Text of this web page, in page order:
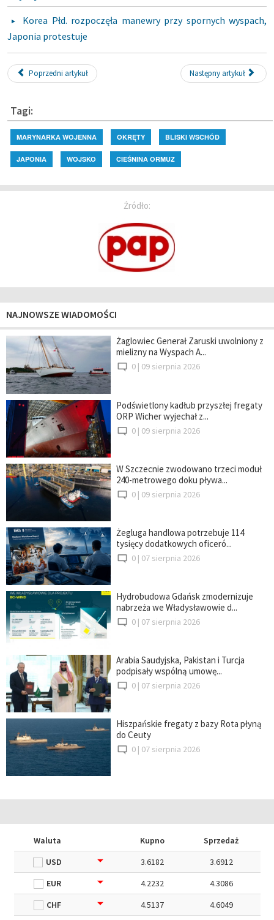
Korea Płd. rozpoczęła manewry przy spornych wyspach,
Japonia protestuje
Poprzedni artykuł Następny artykuł
Tagi:
MARYNARKA WOJENNA OKRĘTY BLISKI WSCHÓD
JAPONIA WOJSKO CIEŚNINA ORMUZ
Źródło:
NAJNOWSZE WIADOMOŚCI
Żaglowiec Generał Zaruski uwolniony z
mielizny na Wyspach A...
0 | 09 sierpnia 2026
Podświetlony kadłub przyszłej fregaty
ORP Wicher wyjechał z...
0 | 09 sierpnia 2026
W Szczecnie zwodowano trzeci moduł
240-metrowego doku pływa...
0 | 09 sierpnia 2026
Żegluga handlowa potrzebuje 114
tysięcy dodatkowych oficeró...
0 | 07 sierpnia 2026
Hydrobudowa Gdańsk zmodernizuje
nabrzeża we Władysławowie d...
0 | 07 sierpnia 2026
Arabia Saudyjska, Pakistan i Turcja
podpisały wspólną umowę...
0 | 07 sierpnia 2026
Hiszpańskie fregaty z bazy Rota płyną
do Ceuty
0 | 07 sierpnia 2026
Waluta Kupno
Sprzedaż
USD
3.6182
3.6912
EUR
4.2232
4.3086
CHF
4.5137
4.6049